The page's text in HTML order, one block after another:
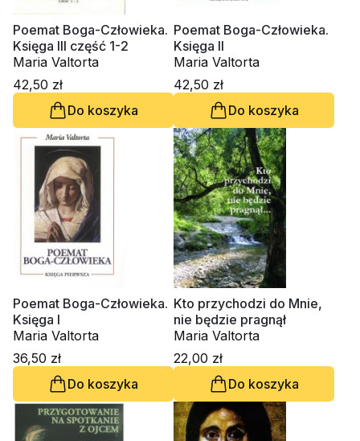
Poemat Boga-Człowieka.
Księga III część 1-2
Maria Valtorta
42,50 zł
Do koszyka
Poemat Boga-Człowieka.
Księga II
Maria Valtorta
42,50 zł
Do koszyka
Poemat Boga-Człowieka.
Księga I
Maria Valtorta
36,50 zł
Do koszyka
Kto przychodzi do Mnie,
nie będzie pragnął
Maria Valtorta
22,00 zł
Do koszyka